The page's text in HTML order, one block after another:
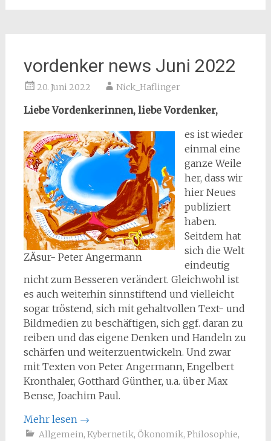
vordenker news Juni 2022
20. Juni 2022 Nick_Haflinger
Liebe Vordenkerinnen, liebe Vordenker,
ZÄsur- Peter Angermann
es ist wieder
einmal eine
ganze Weile
her, dass wir
hier Neues
publiziert
haben.
Seitdem hat
sich die Welt
eindeutig
nicht zum Besseren verändert. Gleichwohl ist
es auch weiterhin sinnstiftend und vielleicht
sogar tröstend, sich mit gehaltvollen Text- und
Bildmedien zu beschäftigen, sich ggf. daran zu
reiben und das eigene Denken und Handeln zu
schärfen und weiterzuentwickeln. Und zwar
mit Texten von Peter Angermann, Engelbert
Kronthaler, Gotthard Günther, u.a. über Max
Bense, Joachim Paul.
Mehr lesen →
Allgemein, Kybernetik, Ökonomik, Philosophie,